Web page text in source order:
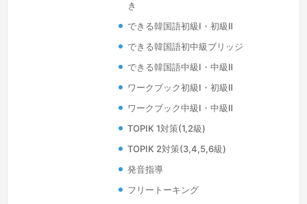
やっています。また、TOPIK作文対策も
丁寧に指導することができます。よろし
くお願い致します。続きを見る »
き
できる韓国語初級Ⅰ・初級Ⅱ
できる韓国語初中級ブリッジ
できる韓国語中級Ⅰ・中級Ⅱ
ワークブック初級Ⅰ・初級Ⅱ
ワークブック中級Ⅰ・中級Ⅱ
TOPIK 1対策(1,2級)
TOPIK 2対策(3,4,5,6級)
発音指導
フリートーキング